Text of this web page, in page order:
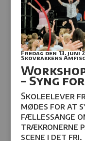
Fredag den 13. juni
Skovbakkens
– Syng
Skoleelever
mødes for at
fællessange
trækronerne
scene i det fri.